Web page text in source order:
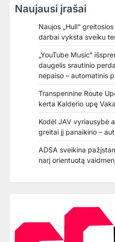
Naujausi įrašai
Naujos „Hull“
darbai vyksta sveiku
„YouTube Music“
daugelis srautinio
nepaiso – automatinis
Transpennine Route
kerta Kalderio upę
Kodėl JAV vyriausybė
greitai jį panaikino –
ADSA sveikina
narį orientuotą